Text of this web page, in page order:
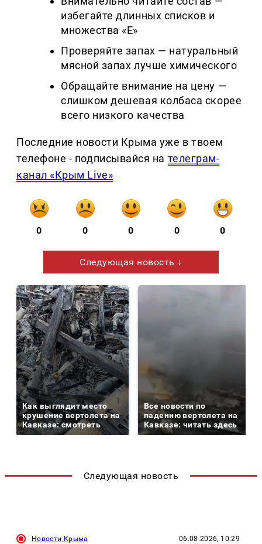
избегайте длинных списков и
множества «Е»
Проверяйте запах — натуральный
мясной запах лучше химического
Обращайте внимание на цену —
слишком дешевая колбаса скорее
всего низкого качества
Последние новости Крыма уже в твоем
телефоне - подписывайся на телеграм-
канал «Крым Live»
0 0 0 0 0
Следующая новость ↓
Как выглядит место
крушение вертолета на
Кавказе: смотреть
Все новости по
падению вертолета на
Кавказе: читать здесь
Следующая новость
Новости Крыма 06.08.2026, 10:29